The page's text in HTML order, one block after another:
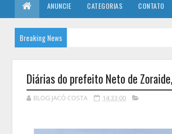
ANUNCIE CATEGORIAS CONTATO
Breaking News
Diárias do prefeito Neto de
BLOG JACÓ COSTA 14:33:00